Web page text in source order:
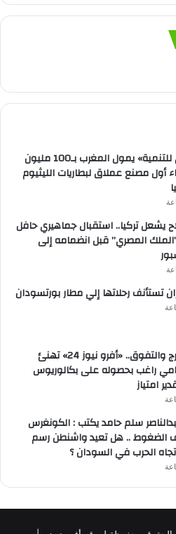
«الأفريقي للتنمية» يمول المغرب بـ100 مليون
أول مصنع عملاق لبطاريات الليثيوم
يشعل تركيا.. استقبال جماهيري حافل
المصري” قبل انضمامه إلى
تستأنف رحلاتها إلي مطار بورتسودان
فرحة التخرج والتفوق.. «أفرو نيوز 24» تهنئ
راغب بحصوله على بكالوريوس
امتياز
سلم حامد يكتب : الكونغرس
الضغوط .. هل تعيد واشنطن رسم
الحرب في السودان ؟